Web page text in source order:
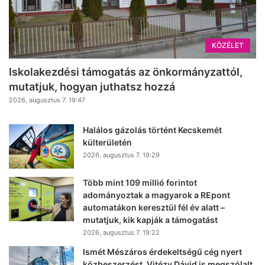
KÖZÉLET
Iskolakezdési támogatás az önkormányzattól,
mutatjuk, hogyan juthatsz hozzá
2026, augusztus 7. 19:47
Halálos gázolás történt Kecskemét
külterületén
2026, augusztus 7. 19:29
Több mint 109 millió forintot
adományoztak a magyarok a REpont
automatákon keresztül fél év alatt –
mutatjuk, kik kapják a támogatást
2026, augusztus 7. 19:22
Ismét Mészáros érdekeltségű cég nyert